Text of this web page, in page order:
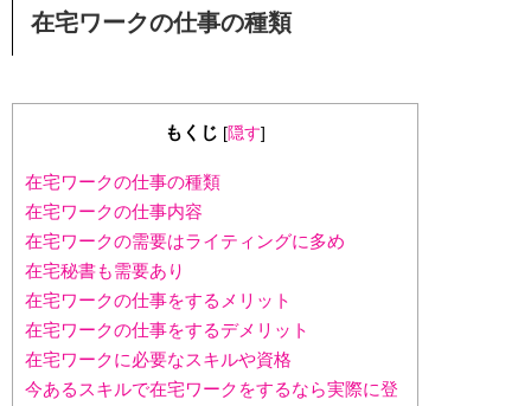
在宅ワークの仕事の種類
もくじ [隠す]
在宅ワークの仕事の種類
在宅ワークの仕事内容
在宅ワークの需要はライティングに多め
在宅秘書も需要あり
在宅ワークの仕事をするメリット
在宅ワークの仕事をするデメリット
在宅ワークに必要なスキルや資格
今あるスキルで在宅ワークをするなら実際に登